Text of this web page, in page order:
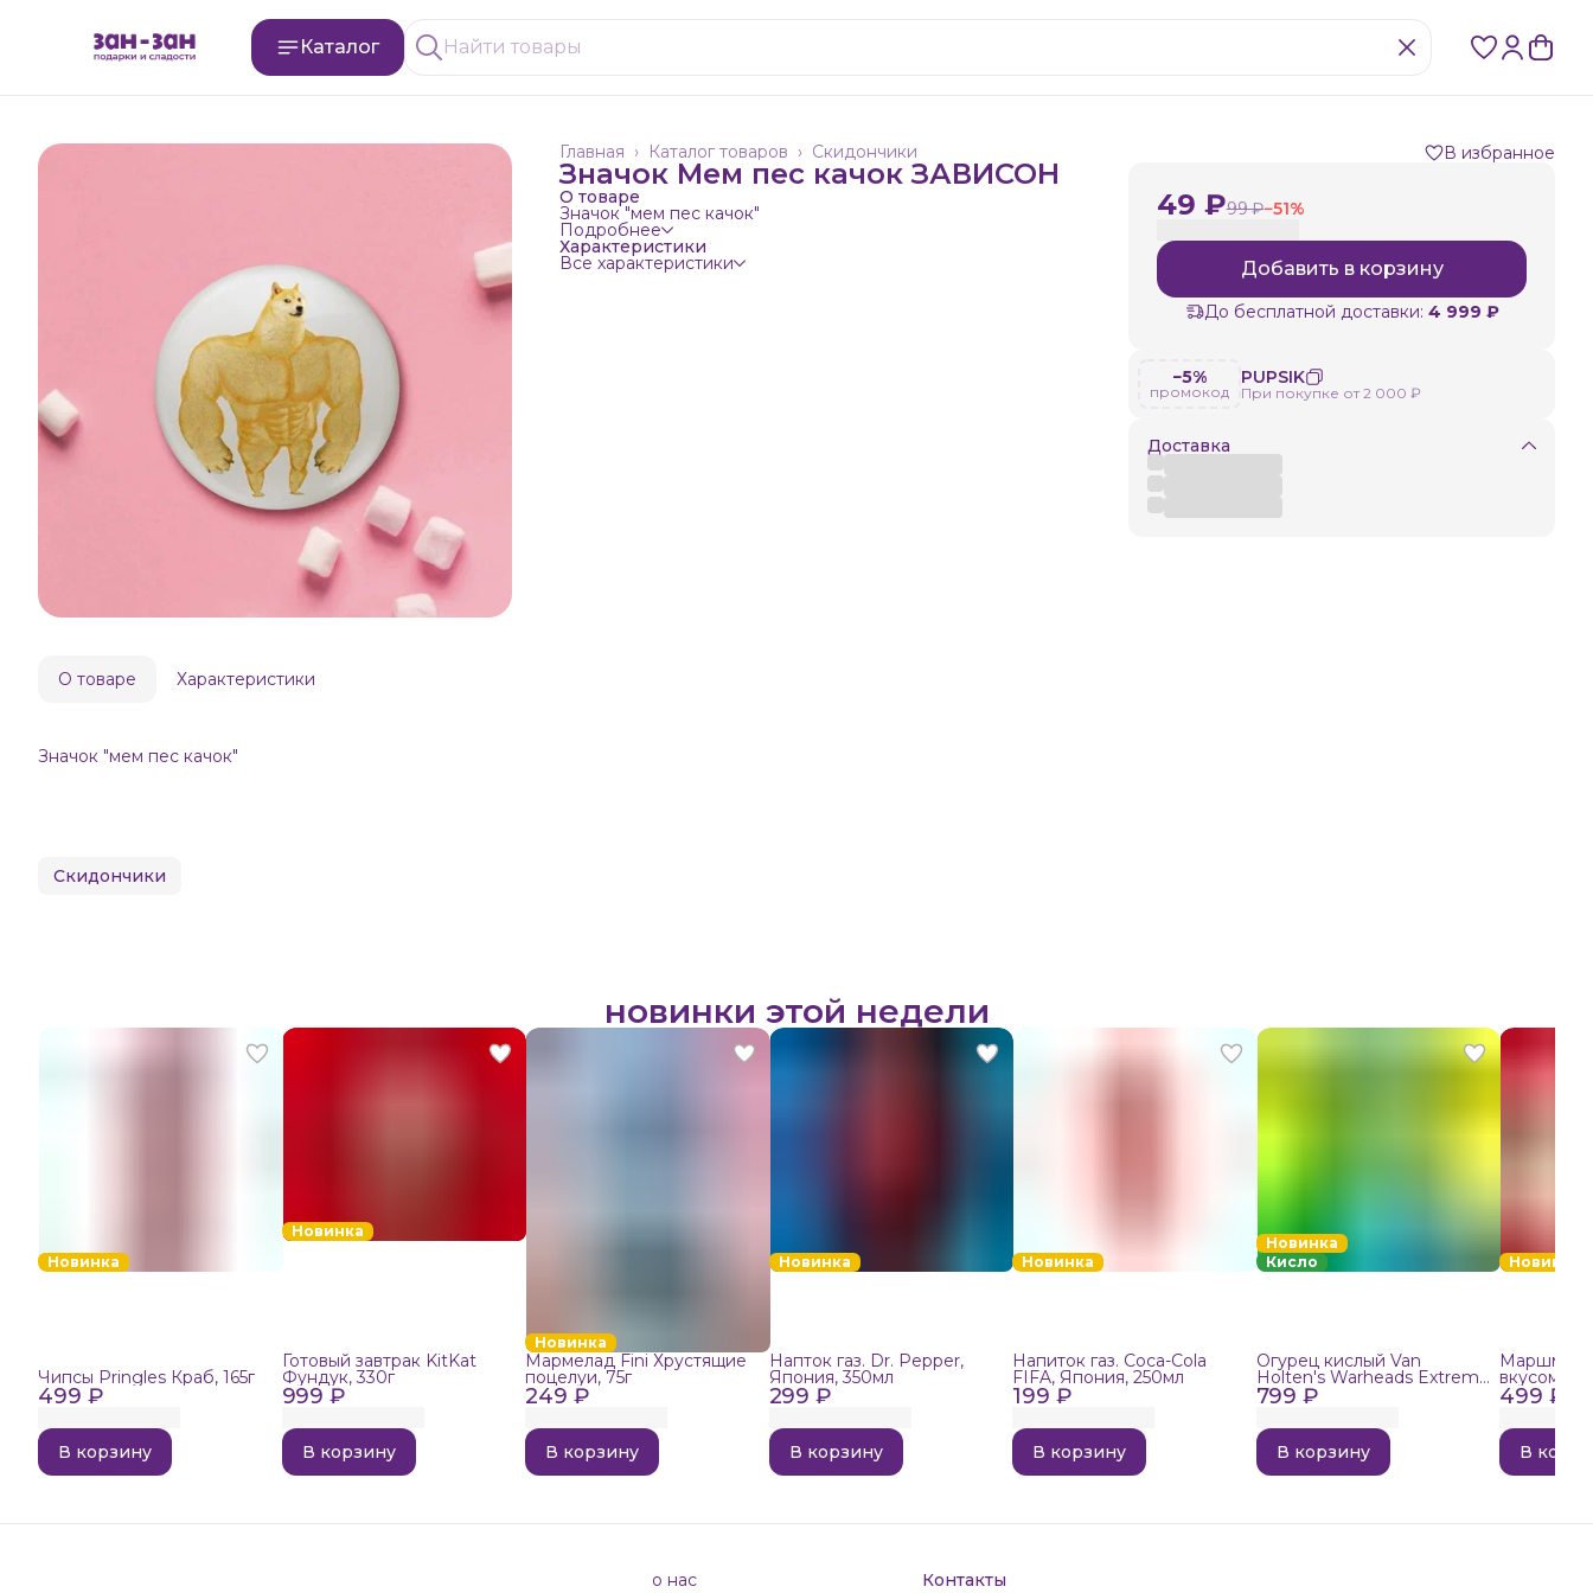
Каталог
Скидончики
Каталог товаров ›
Главная ›
Значок Мем пес качок ЗАВИСОН
О товаре
Значок "мем пес качок"
Подробнее
Характеристики
Все характеристики
В избранное
49 ₽99 ₽−51%
Добавить в корзину
До бесплатной доставки: 4 999 ₽
−5%
промокод
PUPSIK
При покупке от 2 000 ₽
Доставка
О товаре Характеристики
Значок "мем пес качок"
Скидончики
новинки этой недели
Новинка
499 ₽
Чипсы Pringles Краб, 165г
В корзину
Новинка
999 ₽
Готовый завтрак KitKat
Фундук, 330г
В корзину
Новинка
249 ₽
Мармелад Fini Хрустящие
поцелуи, 75г
В корзину
Новинка
299 ₽
Напток газ. Dr. Pepper,
Япония, 350мл
В корзину
Новинка
199 ₽
Напиток газ. Coca-Cola
FIFA, Япония, 250мл
В корзину
Новинка
Кисло
799 ₽
Огурец кислый Van
Holten's Warheads Extreme
Sour, 140г
В корзину
Новинка
499 ₽
вкусом
В
о нас Контакты